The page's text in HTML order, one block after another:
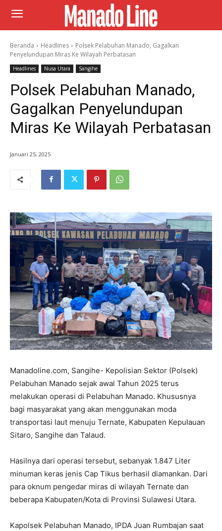
Beranda Headlines
Polsek Pelabuhan Manado, Gagalkan
Penyelundupan Miras Ke Wilayah Perbatasan
Headlines Nusa Utara Sangihe
Polsek Pelabuhan Manado,
Gagalkan Penyelundupan
Miras Ke Wilayah Perbatasan
Januari 25, 2025
Manadoline.com, Sangihe- Kepolisian Sektor (Polsek)
Pelabuhan Manado sejak awal Tahun 2025 terus
melakukan operasi di Pelabuhan Manado. Khususnya
bagi masyarakat yang akan menggunakan moda
transportasi laut menuju Ternate, Kabupaten Kepulauan
Sitaro, Sangihe dan Talaud.
Hasilnya dari operasi tersebut, sebanyak 1.847 Liter
minuman keras jenis Cap Tikus berhasil diamankan. Dari
para oknum pengedar miras di wilayah Ternate dan
beberapa Kabupaten/Kota di Provinsi Sulawesi Utara.
Kapolsek Pelabuhan Manado, IPDA Juan Rumbajan saat